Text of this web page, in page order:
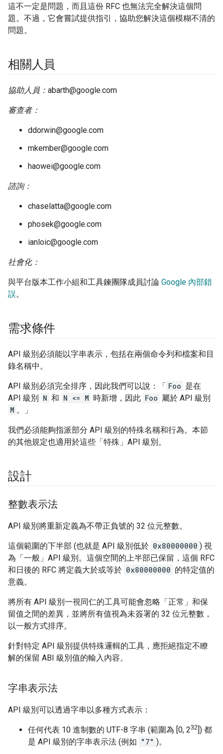
這不一定是問題，而且這份 RFC 也無法完全解決這個問
題。不過，它會嘗試提供指引，協助您解決這個模糊不清的
問題。
相關人員
協助人員： abarth@google.com
審查者：
ddorwin@google.com
mkember@google.com
haowei@google.com
諮詢：
chaselatta@google.com
phosek@google.com
ianloic@google.com
社會化：
與平台版本工作小組和工具鍊團隊成員討論 Google 內部錯
誤。
需求條件
API 級別必須能以字串表示，包括在兩個命令列和檔案和目
錄名稱中。
API 級別必須完全排序，因此我們可以說：「 Foo 是在
API 級別 N 和 N <= M 時新增，因此 Foo 屬於 API 級別
M 。」
我們必須能夠指派部分 API 級別的特殊名稱和行為。本節
的其他規定也適用於這些「特殊」API 級別。
設計
整數表示法
API 級別將重新定義為不帶正負號的 32 位元整數。
這個範圍的下半部 (也就是 API 級別低於 0x80000000 ) 視
為「一般」API 級別。這個空間的上半部已保留，這個 RFC
和日後的 RFC 將定義大於或等於 0x80000000 的特定值的
意義。
將所有 API 級別一視同仁的工具可能會忽略「正常」和保
留值之間的差異，並將所有值視為未簽署的 32 位元整數，
以一般方式排序。
針對特定 API 級別提供特殊邏輯的工具，應拒絕指定不瞭
解的保留 ABI 級別值的輸入內容。
字串表示法
API 級別可以透過字串以多種方式表示：
任何代表 10 進制數的 UTF-8 字串 (範圍為 [0, 232 ]) 都
是 API 級別的字串表示法 (例如 "7" )。